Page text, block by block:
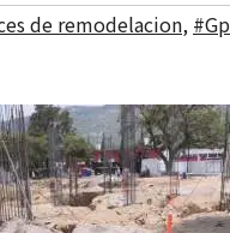
de remodelacion,